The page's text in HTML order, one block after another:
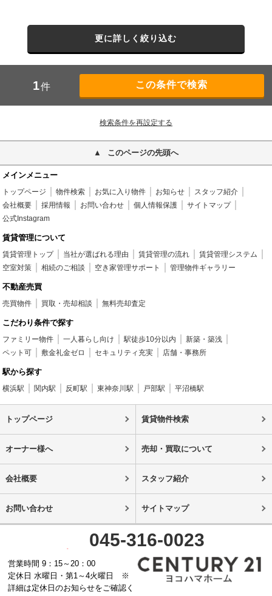
更に詳しく絞り込む
1件
検索条件を再設定する
このページの先頭へ
メインメニュー
トップページ 物件検索 お気に入り物件 お知らせ
スタッフ紹介
会社概要
採用情報 お問い合わせ 個人情報保護
サイトマップ
公式Instagram
賃貸管理について
賃貸管理トップ 当社が選ばれる理由 賃貸管理の流れ
賃貸管理システム
空室対策
相続のご相談 空き家管理サポート 管理物件ギャラリー
不動産売買
売買物件 買取・売却相談 無料売却査定
こだわり条件で探す
ファミリー物件 一人暮らし向け 駅徒歩10分以内
新築・築浅
ペット可
敷金礼金ゼロ セキュリティ充実 店舗・事務所
駅から探す
横浜駅 関内駅 反町駅 東神奈川駅 戸部駅 平沼橋駅
トップページ 賃貸物件検索
オーナー様へ 売却・買取について
会社概要 スタッフ紹介
お問い合わせ サイトマップ
045-316-0023
営業時間 9：15～20：00
定休日 水曜日・第1～4火曜日 ※
詳細は定休日のお知らせをご確認く